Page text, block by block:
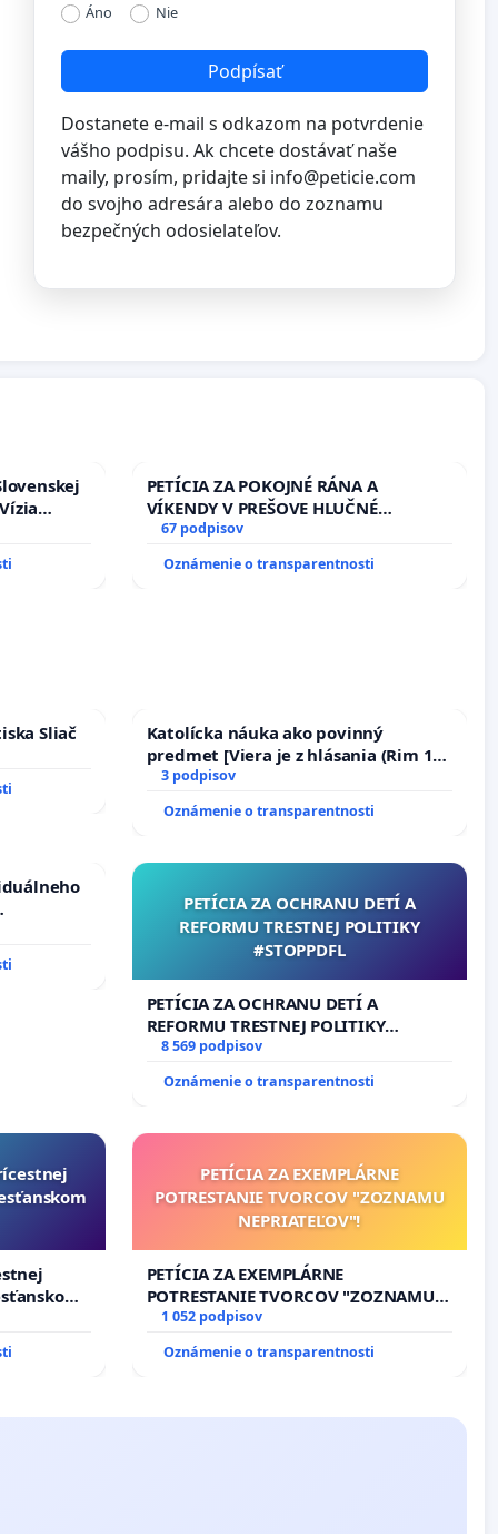
Áno Nie
Podpísať
Dostanete e-mail s odkazom na potvrdenie
vášho podpisu. Ak chcete dostávať naše
maily, prosím, pridajte si info@peticie.com
do svojho adresára alebo do zoznamu
bezpečných odosielateľov.
PETÍCIA ZA POKOJNÉ RÁNA A
VÍKENDY V PREŠOVE HLUČNÉ
STAVEBNÉ PRÁCE V SOBOTU LEN OD
TÝŽDEŇ CIEĽ 8.00 – 18.00 HOD. A
67 podpisov
Oznámenie o transparentnosti
Sliač
Katolícka náuka ako povinný
predmet [Viera je z hlásania (Rim 10,
17)]
3 podpisov
Oznámenie o transparentnosti
1. a 2.
PETÍCIA ZA OCHRANU DETÍ A
REFORMU TRESTNEJ POLITIKY
#STOPPDFL
PETÍCIA ZA OCHRANU DETÍ A
REFORMU TRESTNEJ POLITIKY
#STOPPDFL
8 569 podpisov
Oznámenie o transparentnosti
PETÍCIA ZA EXEMPLÁRNE
POTRESTANIE TVORCOV "ZOZNAMU
NEPRIATEĽOV"!
PETÍCIA ZA EXEMPLÁRNE
POTRESTANIE TVORCOV "ZOZNAMU
NEPRIATEĽOV"!
1 052 podpisov
Oznámenie o transparentnosti